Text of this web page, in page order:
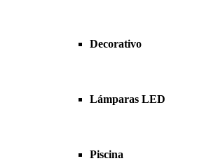
Decorativo
Lámparas LED
Piscina